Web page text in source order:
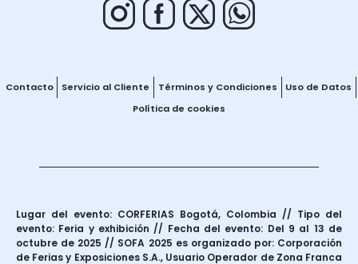
Contacto Servicio al Cliente Términos y Condiciones
Uso de Datos
Política de cookies
Lugar del evento: CORFERIAS Bogotá, Colombia // Tipo del
evento: Feria y exhibición // Fecha del evento: Del 9 al 13 de
octubre de 2025 // SOFA 2025 es organizado por: Corporación
de Ferias y Exposiciones S.A., Usuario Operador de Zona Franca